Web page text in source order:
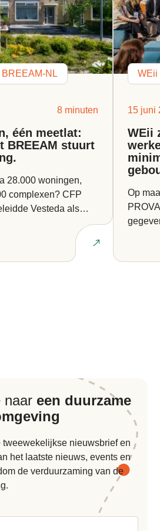
BREEAM-NL
8 minuten
één meetlat:
BREEAM stuurt
28.000 woningen,
complexen? CFP
Vesteda als
Lees artikel
WEii
15 juni
WEii
Op
naar een duurzame
tweewekelijkse nieuwsbrief en
het laatste nieuws, events en
de verduurzaming van de